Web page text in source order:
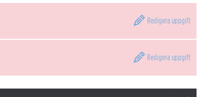
Redigera uppgift
Redigera uppgift